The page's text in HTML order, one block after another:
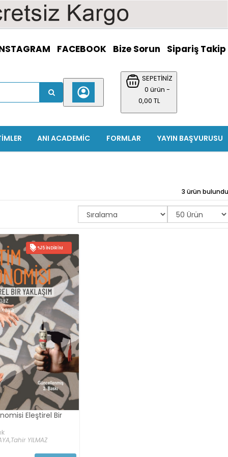
FACEBOOK Bize Sorun Sipariş Takip
SEPETİNİZ
0 ürün -
0,00 TL
YAYIN BAŞVURUSU
FORMLAR
ANI ACADEMIC
3 ürün bulundu
%15 İNDIRIM
Eleştirel Bir
Tahir YILMAZ